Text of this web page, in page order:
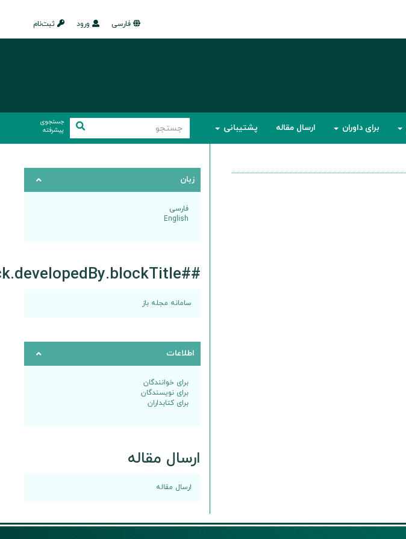
ثبت‌نام ورود فارسی
برای داوران ارسال مقاله پشتیبانی
جستجوی
پیشرفته
زبان
فارسی
English
##plugins.block.developedBy.blockTitle##
سامانه مجله باز
اطلاعات
برای خوانندگان
برای نویسندگان
برای کتابداران
ارسال مقاله
ارسال مقاله